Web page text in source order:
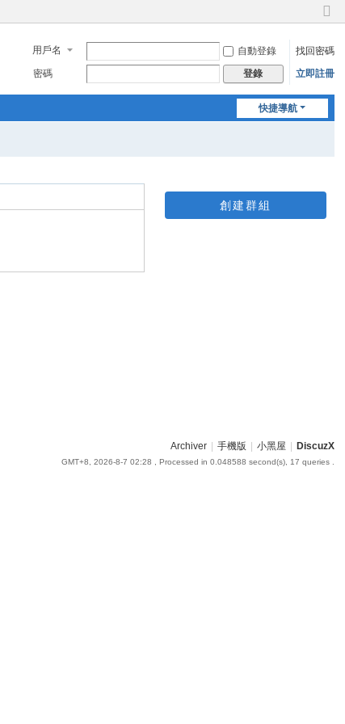
切
到
窄
用戶名 自動登錄
找回密碼
密碼
登錄 立即註冊
快捷導航
創建群組
Archiver 手機版 小黑屋 DiscuzX
GMT+8, 2026-8-7 02:28 , Processed in 0.048588 second(s), 17 queries .